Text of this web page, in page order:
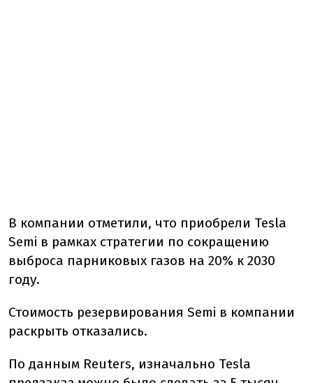
В компании отметили, что приобрели Tesla
Semi в рамках стратегии по сокращению
выброса парниковых газов на 20% к 2030
году.
Стоимость резервирования Semi в компании
раскрыть отказались.
По данным Reuters, изначально Tesla